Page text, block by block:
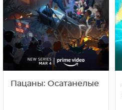
Пацаны: Осатанелые